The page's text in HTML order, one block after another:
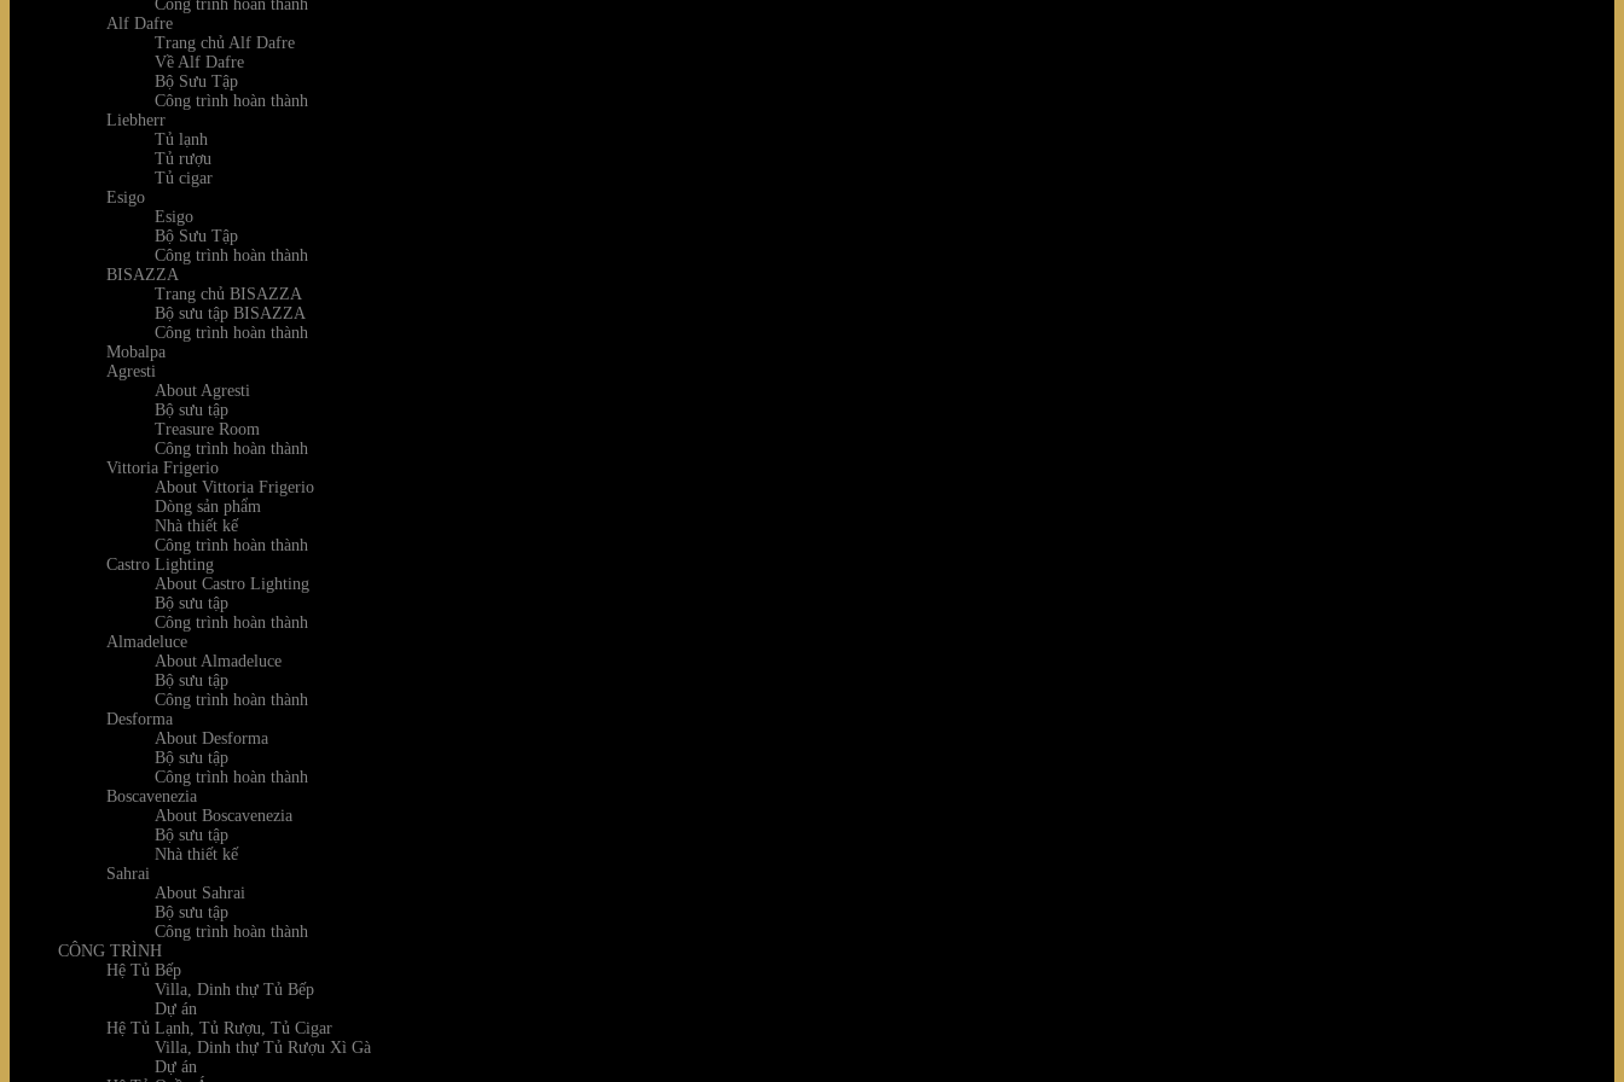
Công trình hoàn thành
Alf Dafre
Trang chủ Alf Dafre
Về Alf Dafre
Bộ Sưu Tập
Công trình hoàn thành
Liebherr
Tủ lạnh
Tủ rượu
Tủ cigar
Esigo
Esigo
Bộ Sưu Tập
Công trình hoàn thành
BISAZZA
Trang chủ BISAZZA
Bộ sưu tập BISAZZA
Công trình hoàn thành
Mobalpa
Agresti
About Agresti
Bộ sưu tập
Treasure Room
Công trình hoàn thành
Vittoria Frigerio
About Vittoria Frigerio
Dòng sản phẩm
Nhà thiết kế
Công trình hoàn thành
Castro Lighting
About Castro Lighting
Bộ sưu tập
Công trình hoàn thành
Almadeluce
About Almadeluce
Bộ sưu tập
Công trình hoàn thành
Desforma
About Desforma
Bộ sưu tập
Công trình hoàn thành
Boscavenezia
About Boscavenezia
Bộ sưu tập
Nhà thiết kế
Sahrai
About Sahrai
Bộ sưu tập
Công trình hoàn thành
CÔNG TRÌNH
Hệ Tủ Bếp
Villa, Dinh thự Tủ Bếp
Dự án
Hệ Tủ Lạnh, Tủ Rượu, Tủ Cigar
Villa, Dinh thự Tủ Rượu Xì Gà
Dự án